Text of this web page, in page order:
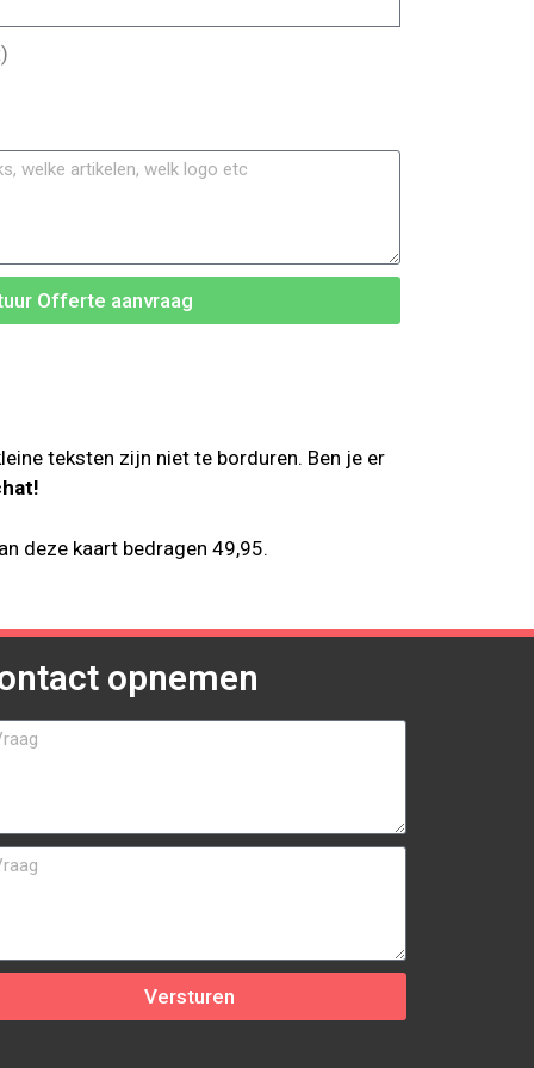
Offerte aanvraag
teksten zijn niet te borduren. Ben je er
deze kaart bedragen 49,95.
opnemen
Versturen